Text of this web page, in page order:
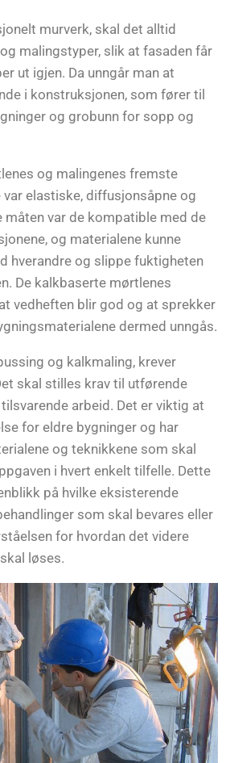
murverk, skal det alltid
malingstyper, slik at fasaden får
ut igjen. Da unngår man at
i konstruksjonen, som fører til
og grobunn for sopp og
og malingenes fremste
elastiske, diffusjonsåpne og
måten var de kompatible med de
og materialene kunne
hverandre og slippe fuktigheten
De kalkbaserte mørtlenes
vedheften blir god og at sprekker
dermed unngås.
og kalkmaling, krever
skal stilles krav til utførende
arbeid. Det er viktig at
for eldre bygninger og har
og teknikkene som skal
i hvert enkelt tilfelle. Dette
på hvilke eksisterende
som skal bevares eller
for hvordan det videre
løses.